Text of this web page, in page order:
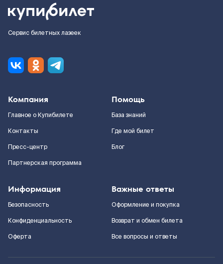
Сервис билетных лазеек
Компания
Главное о Купибилете
Контакты
Пресс-центр
Партнерская программа
Помощь
База знаний
Где мой билет
Блог
Информация
Безопасность
Конфиденциальность
Оферта
Важные ответы
Оформление и покупка
Возврат и обмен билета
Все вопросы и ответы